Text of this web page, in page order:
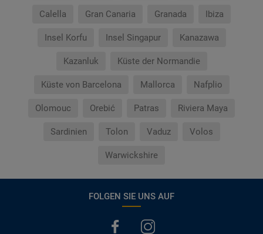
Calella Gran Canaria Granada Ibiza
Insel Korfu Insel Singapur Kanazawa
Kazanluk Küste der Normandie
Küste von Barcelona Mallorca Nafplio
Olomouc Orebić Patras Riviera Maya
Sardinien Tolon Vaduz Volos
Warwickshire
FOLGEN SIE UNS AUF